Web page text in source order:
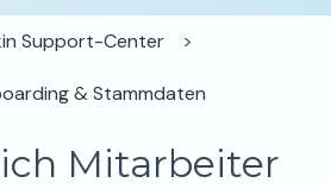
Support-Center
& Stammdaten
Mitarbeiter